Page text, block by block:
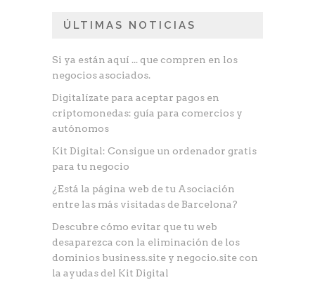
ÚLTIMAS NOTICIAS
Si ya están aquí ... que compren en los
negocios asociados.
Digitalízate para aceptar pagos en
criptomonedas: guía para comercios y
autónomos
Kit Digital: Consigue un ordenador gratis
para tu negocio
¿Está la página web de tu Asociación
entre las más visitadas de Barcelona?
Descubre cómo evitar que tu web
desaparezca con la eliminación de los
dominios business.site y negocio.site con
la ayudas del Kit Digital